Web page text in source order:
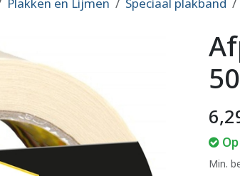
Plakken en Lijmen Speciaal plakband
Min.